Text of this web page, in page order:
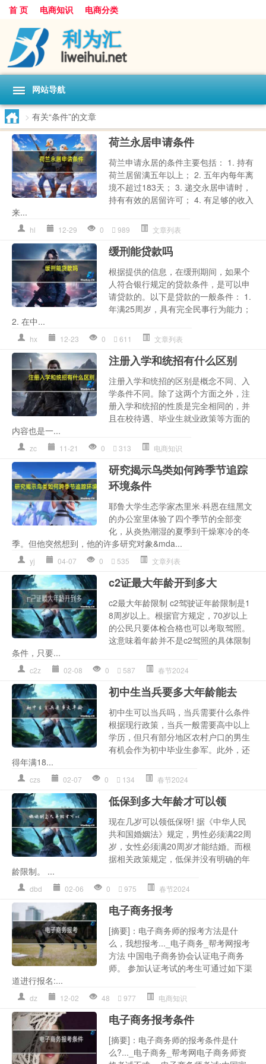
首 页 电商知识 电商分类
网站导航
> 有关“条件”的文章
荷兰永居申请条件
荷兰申请永居的条件主要包括： 1. 持有
荷兰居留满五年以上； 2. 五年内每年离
境不超过183天； 3. 递交永居申请时，
持有有效的居留许可； 4. 有足够的收入
来...
hl 12-29 0 989 文章列表
缓刑能贷款吗
根据提供的信息，在缓刑期间，如果个
人符合银行规定的贷款条件，是可以申
请贷款的。以下是贷款的一般条件： 1.
年满25周岁，具有完全民事行为能力；
2. 在中...
hx 12-23 0 611 文章列表
注册入学和统招有什么区别
注册入学和统招的区别是概念不同、入
学条件不同。除了这两个方面之外，注
册入学和统招的性质是完全相同的，并
且在校待遇、毕业生就业政策等方面的
内容也是一...
zc 11-21 0 313 电商知识
研究揭示鸟类如何跨季节追踪
环境条件
耶鲁大学生态学家杰里米·科恩在纽黑文
的办公室里体验了四个季节的全部变
化，从炎热潮湿的夏季到干燥寒冷的冬
季。但他突然想到，他的许多研究对象&mda...
yj 04-07 0 535 文章列表
c2证最大年龄开到多大
c2最大年龄限制 c2驾驶证年龄限制是1
8周岁以上。根据官方规定，70岁以上
的公民只要体检合格也可以考取驾照。
这意味着年龄并不是c2驾照的具体限制
条件，只要...
c2z 02-08 0 587 春节2024
初中生当兵要多大年龄能去
初中生可以当兵吗，当兵需要什么条件
根据现行政策，当兵一般需要高中以上
学历，但只有部分地区农村户口的男生
有机会作为初中毕业生参军。此外，还
得年满18...
czs 02-07 0 134 春节2024
低保到多大年龄才可以领
现在几岁可以领低保呀! 据《中华人民
共和国婚姻法》规定，男性必须满22周
岁，女性必须满20周岁才能结婚。而根
据相关政策规定，低保并没有明确的年
龄限制。 ...
dbd 02-06 0 975 春节2024
电子商务报考
[摘要]：电子商务师的报考方法是什
么，我想报考..._电子商务_帮考网报考
方法 中国电子商务协会认证电子商务
师。 参加认证考试的考生可通过如下渠
道进行报名:...
dz 12-02 48 977 电商知识
电子商务报考条件
[摘要]：电子商务师的报考条件是什
么?..._电子商务_帮考网电子商务师资